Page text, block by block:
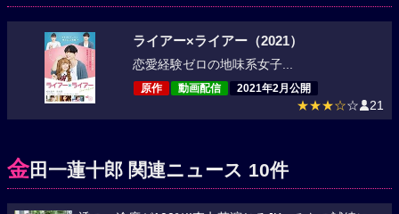
ライアー×ライアー（2021）
恋愛経験ゼロの地味系女子...
原作 動画配信 2021年2月公開
★★★☆☆ 21
金田一蓮十郎 関連ニュース 10件